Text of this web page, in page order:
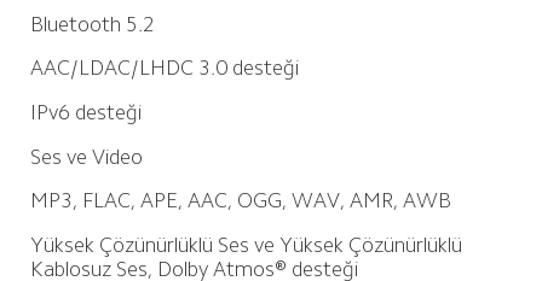
Bluetooth 5.2
AAC/LDAC/LHDC 3.0 desteği
IPv6 desteği
Ses ve Video
MP3, FLAC, APE, AAC, OGG, WAV, AMR, AWB
Yüksek Çözünürlüklü Ses ve Yüksek Çözünürlüklü
Kablosuz Ses, Dolby Atmos® desteği